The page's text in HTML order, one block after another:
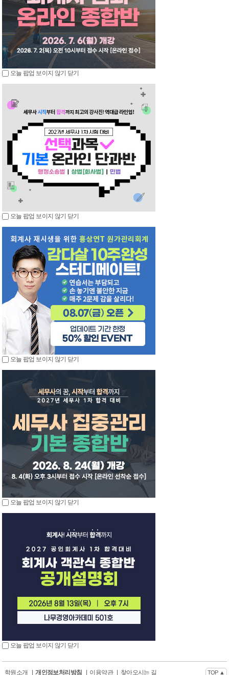
오늘 팝업 보이지 않기 닫기
오늘 팝업 보이지 않기 닫기
오늘 팝업 보이지 않기 닫기
오늘 팝업 보이지 않기 닫기
오늘 팝업 보이지 않기 닫기
학원소개 | 개인정보처리방침 | 이용약관 | 찾아오시는 길 TOP ▲